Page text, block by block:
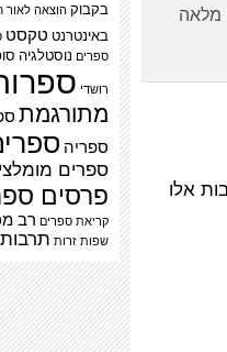
מלאה
אלו
בקבוק הוצאה לאור
באינטרנט טקסט
ספרים נוסטלגיה
רושדי
מתורגמת
ספריה
ספרים
פרסים
קריאת ספרים רב
שפות זרות תרבות